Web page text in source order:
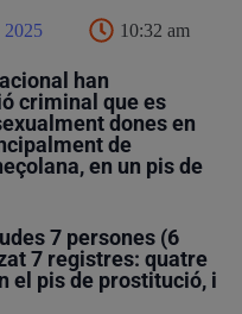
2025 10:32 am
han
criminal que es
dones en
de
en un pis de
7 persones (6
7 registres: quatre
el pis de prostitució, i